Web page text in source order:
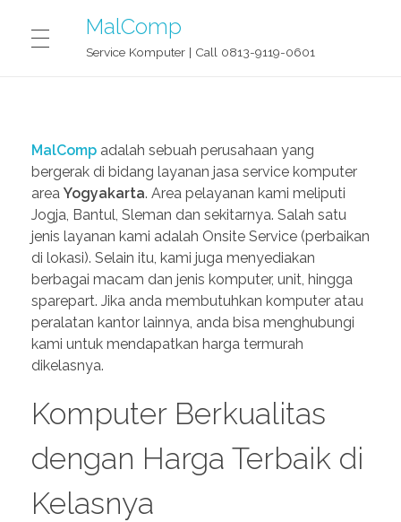
MalComp
Service Komputer | Call 0813-9119-0601
CONTACT
BLOG
OUR STORY
MalComp adalah sebuah perusahaan yang
bergerak di bidang layanan jasa service komputer
area Yogyakarta. Area pelayanan kami meliputi
Jogja, Bantul, Sleman dan sekitarnya. Salah satu
jenis layanan kami adalah Onsite Service (perbaikan
di lokasi). Selain itu, kami juga menyediakan
berbagai macam dan jenis komputer, unit, hingga
sparepart. Jika anda membutuhkan komputer atau
peralatan kantor lainnya, anda bisa menghubungi
kami untuk mendapatkan harga termurah
dikelasnya.
Komputer Berkualitas
dengan Harga Terbaik di
Kelasnya